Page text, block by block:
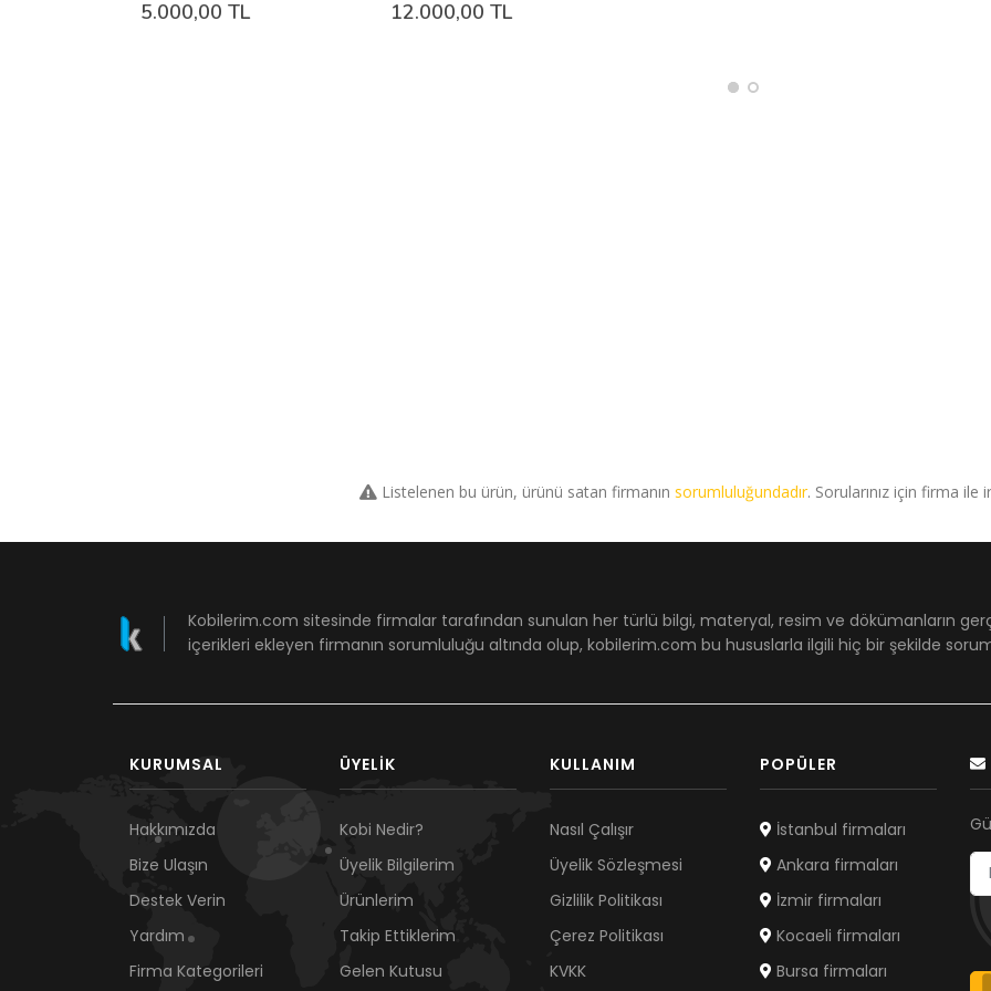
5.000,00 TL 12.000,00 TL
Listelenen bu ürün, ürünü satan firmanın sorumluluğundadır. Sorularınız için firma ile
Kobilerim.com sitesinde firmalar tarafından sunulan her türlü bilgi, materyal, resim ve dökümanların
içerikleri ekleyen firmanın sorumluluğu altında olup, kobilerim.com bu hususlarla ilgili hiç bir şekilde
KURUMSAL
Hakkımızda
Bize Ulaşın
Destek Verin
Yardım
Firma Kategorileri
ÜYELIK
Kobi Nedir?
Üyelik Bilgilerim
Ürünlerim
Takip Ettiklerim
Gelen Kutusu
KULLANIM
Nasıl Çalışır
Üyelik Sözleşmesi
Gizlilik Politikası
Çerez Politikası
KVKK
POPÜLER
İstanbul firmaları
Ankara firmaları
İzmir firmaları
Kocaeli firmaları
Bursa firmaları